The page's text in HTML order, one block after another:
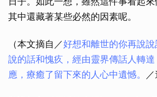
其中還藏著某些必然的因素呢。
（本文摘自／好想和離世的你再說
說的話和愧疚，經由靈界傳話人轉達
應，療癒了留下來的人心中遺憾。